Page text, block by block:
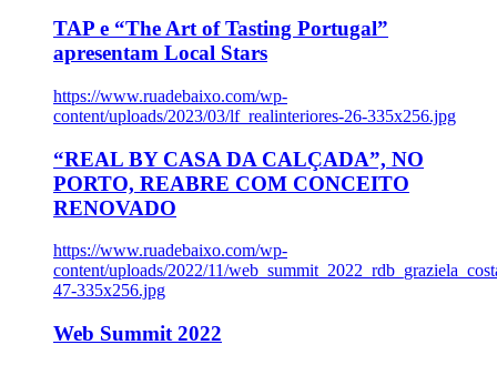
TAP e “The Art of Tasting Portugal”
apresentam Local Stars
https://www.ruadebaixo.com/wp-
content/uploads/2023/03/lf_realinteriores-26-335x256.jpg
“REAL BY CASA DA CALÇADA”, NO
PORTO, REABRE COM CONCEITO
RENOVADO
https://www.ruadebaixo.com/wp-
content/uploads/2022/11/
47-335x256.jpg
Web Summit 2022